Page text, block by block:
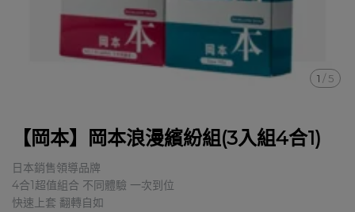
1 / 5
【岡本】岡本浪漫繽紛組(3入組4合1)
日本銷售領導品牌
4合1超值組合 不同體驗 一次到位
快速上套 翻轉自如